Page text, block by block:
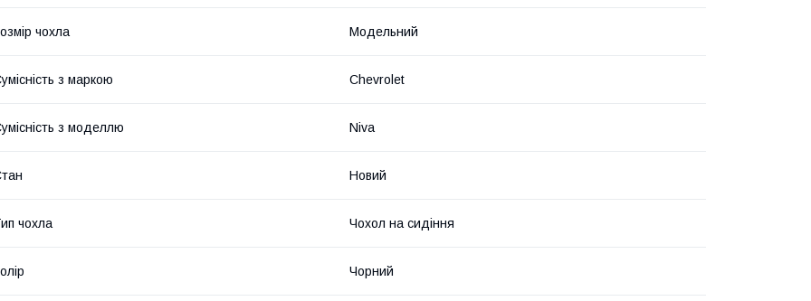
чохла Модельний
з маркою Chevrolet
з моделлю Niva
Новий
чохла Чохол на сидіння
Чорний